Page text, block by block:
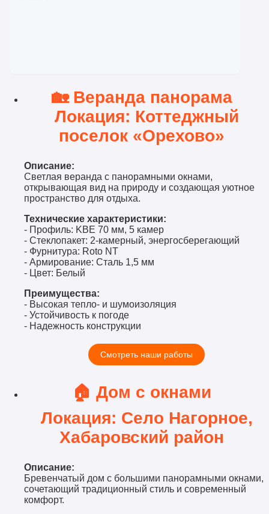
🏡 Веранда панорама
Локация: Коттеджный
поселок «Орехово»
Описание:
Светлая веранда с панорамными окнами,
открывающая вид на природу и создающая уютное
пространство для отдыха.
Технические характеристики:
- Профиль: KBE 70 мм, 5 камер
- Стеклопакет: 2-камерный, энергосберегающий
- Фурнитура: Roto NT
- Армирование: Сталь 1,5 мм
- Цвет: Белый
Преимущества:
- Высокая тепло- и шумоизоляция
- Устойчивость к погоде
- Надежность конструкции
Смотреть наши работы
🏠 Дом с окнами
Локация: Село Нагорное,
Хабаровский район
Описание:
Бревенчатый дом с большими панорамными окнами,
сочетающий традиционный стиль и современный
комфорт.